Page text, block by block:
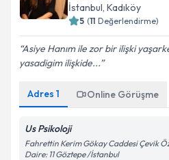
İstanbul, Kadıköy
5 (11 Değerlendirme)
Asiye Hanım ile zor bir ilişki
yasadigim ilişkide...
Adres 1 Online Görüşme
Us Psikoloji
Fahrettin Kerim Gökay Caddesi Çevik
Daire: 11 Göztepe /İstanbul